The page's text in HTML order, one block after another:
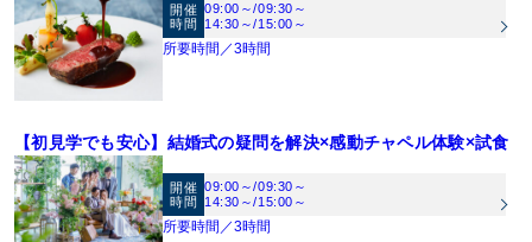
【オンライン相談会】スマートフォン・パソコンで参加。無料ビデオ通話を使用す
れば、経験豊富なブライダルプランナーが、会場の魅力や挙式・披露宴の流れ、最
新のトレンド、気になるお見積りまで丁寧にご案内。オンラインならではのリラッ
クスした雰囲気で、おふたりのペースに合わせてご相談いただけます。
開催
時間
09:00～/09:30～
14:30～/15:00～
所要時間／3時間
【初見学でも安心】結婚式の疑問を解決×感動チャペル体験×試食
開催
時間
09:00～/09:30～
14:30～/15:00～
所要時間／3時間